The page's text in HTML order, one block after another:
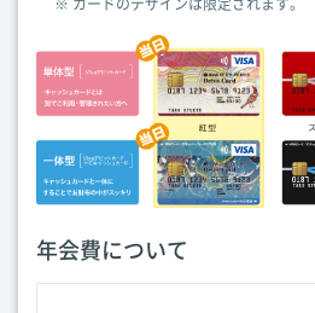
年会費について